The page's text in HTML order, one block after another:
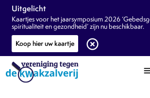
Uitgelicht
Kaartjes voor het jaarsymposium 2026
spiritualiteit en gezondheid’ zijn nu beschikbaar.
Koop hier uw kaartje
highlight_off